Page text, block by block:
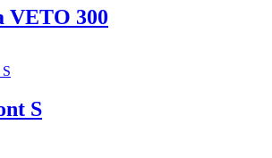
VETO 300
S